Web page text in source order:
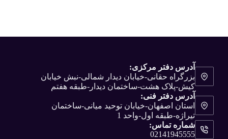
آدرس دفتر مرکزی:
بزرگراه حقانی-خیابان دیدار شمالی-نبش خیابان
کیش-پلاک هشت-ساختمان دیدار-طبقه هفتم
آدرس دفتر فنی:
استان اصفهان-خیابان توحید میانی-ساختمان
تیراژه-طبقه اول-واحد 1
شماره تماس:
02141945555